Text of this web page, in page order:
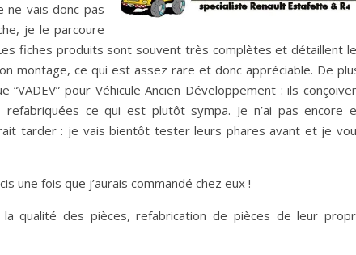
ne vais donc pas
je le parcoure
fiches produits sont souvent très complètes et détaillent
montage, ce qui est assez rare et donc appréciable. De
pour Véhicule Ancien Développement : ils
ce qui est plutôt sympa. Je n’ai pas encore
tarder : je vais bientôt tester leurs phares avant et je
une fois que j’aurais commandé chez eux !
qualité des pièces, refabrication de pièces de leur